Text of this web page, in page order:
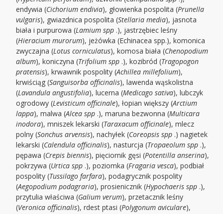
endywia (Cichorium endivia), głowienka pospolita (Prunella
vulgaris), gwiazdnica pospolita (Stellaria media), jasnota
biała i purpurowa (Lamium spp .), jastrzębiec leśny
(Hieracium murorum), jeżówka (Echinacea spp.), komonica
zwyczajna (Lotus corniculatus), komosa biała (Chenopodium
album), koniczyna (Trifolium spp .), kozibród (Tragopogon
pratensis), krwawnik pospolity (Achillea millefolium),
krwiściąg (Sanguisorba officinalis), lawenda wąskolistna
(Lavandula angustifolia), lucerna (Medicago sativa), lubczyk
ogrodowy (Levisticum officinale), łopian większy (Arctium
lappa), malwa (Alcea spp .), maruna bezwonna (Multicara
inodora), mniszek lekarski (Taraxacum officinale), mlecz
polny (Sonchus arvensis), nachyłek (Coreopsis spp .) nagietek
lekarski (Calendula officinalis), nasturcja (Tropaeolum spp .),
pępawa (Crepis biennis), pięciornik gęsi (Potentilla anserina),
pokrzywa (Urtica spp .), poziomka (Fragaria vesca), podbiał
pospolity (Tussilago farfara), podagrycznik pospolity
(Aegopodium podagraria), prosienicznik (Hypochaeris spp .),
przytulia właściwa (Galium verum), przetacznik leśny
(Veronica officinalis), rdest ptasi (Polygonum aviculare),